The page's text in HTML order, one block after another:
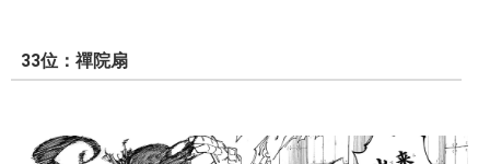
33位：禪院扇